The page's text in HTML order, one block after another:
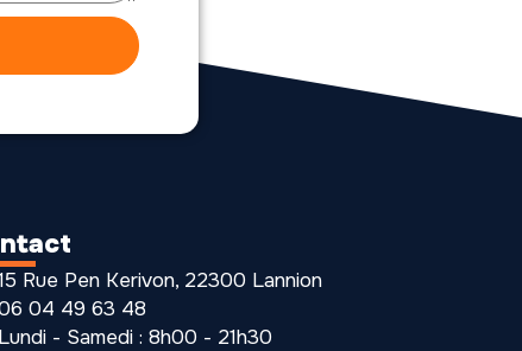
Rue Pen Kerivon, 22300 Lannion
04 49 63 48
Lundi - Samedi : 8h00 - 21h30